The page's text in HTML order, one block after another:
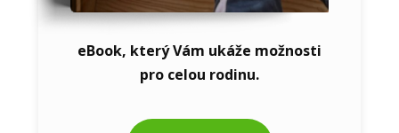
eBook, který Vám ukáže možnosti
pro celou rodinu.